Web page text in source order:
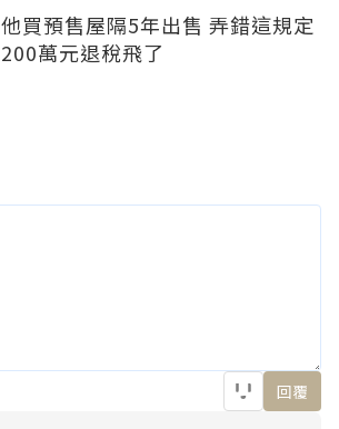
他買預售屋隔5年出售 弄錯這規定
200萬元退稅飛了
回覆